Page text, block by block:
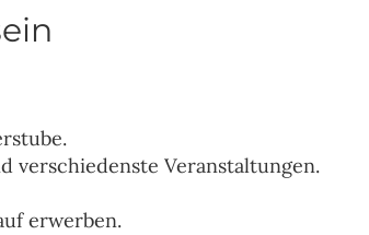
verschiedenste Veranstaltungen.
erwerben.